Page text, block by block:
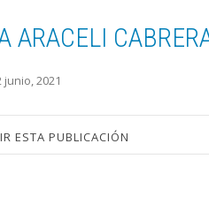
ARACELI
2021
ESTA PUBLICACIÓN